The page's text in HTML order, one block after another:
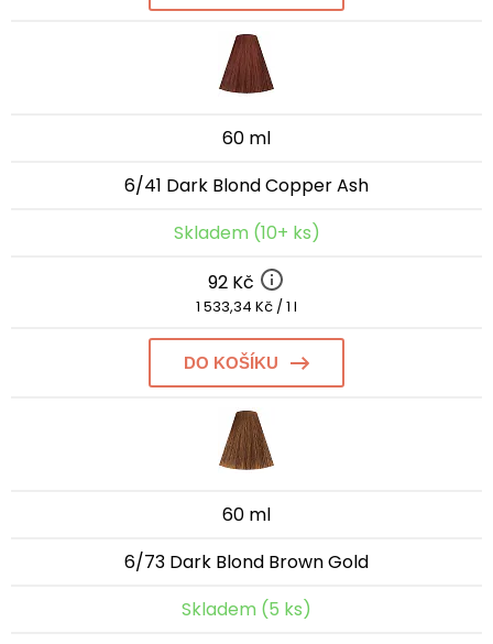
60 ml
6/41 Dark Blond Copper Ash
Skladem (10+ ks)
92 Kč
1 533,34 Kč / 1 l
DO KOŠÍKU
60 ml
6/73 Dark Blond Brown Gold
Skladem (5 ks)